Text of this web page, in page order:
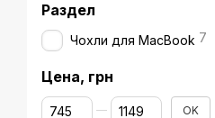
Раздел
Чохли для MacBook 7
Цена, грн
От Цена, грн
До Цена, грн OK